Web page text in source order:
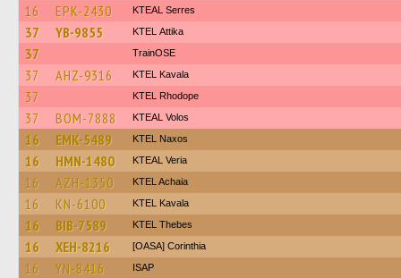
16 EPK-2430 KTEAL Serres
37 YB-9855 KΤΕL Αttika
37 TrainΟSE
37 AHZ-9316 KTEL Kavala
37 KTEL Rhodope
37 BOM-7888 KTEAL Volos
16 EMK-5489 KTEL Naxos
16 HMN-1480 KTEAL Veria
16 AZH-1350 KTEL Achaia
16 KN-6100 KTEL Kavala
16 BIB-7589 KTEL Thebes
16 XEH-8216 [OASA] Corinthia
16 YN-8416 ISAP